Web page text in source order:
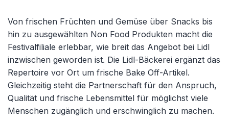
Von frischen Früchten und Gemüse über Snacks bis
hin zu ausgewählten Non Food Produkten macht die
Festivalfiliale erlebbar, wie breit das Angebot bei Lidl
inzwischen geworden ist. Die Lidl-Bäckerei ergänzt das
Repertoire vor Ort um frische Bake Off-Artikel.
Gleichzeitig steht die Partnerschaft für den Anspruch,
Qualität und frische Lebensmittel für möglichst viele
Menschen zugänglich und erschwinglich zu machen.